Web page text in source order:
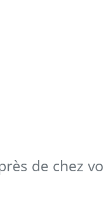
de chez